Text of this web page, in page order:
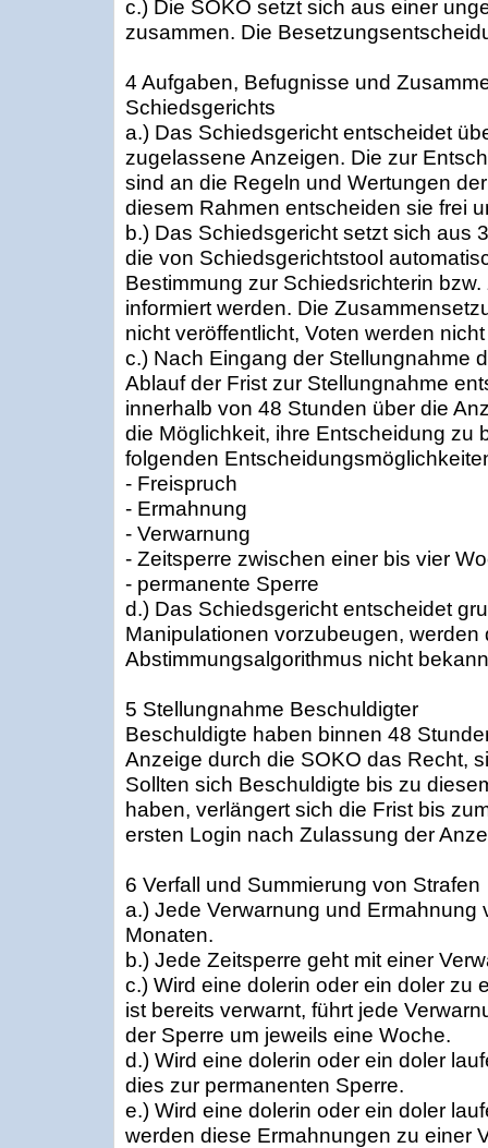
c.) Die SOKO setzt sich aus einer
zusammen. Die
4 Aufgaben, Befugnisse und
Schiedsgerichts
a.) Das Schiedsgericht entscheidet
zugelassene Anzeigen. Die zur
sind an die Regeln und Wertungen
diesem Rahmen entscheiden sie frei
b.) Das Schiedsgericht setzt sich aus
die von Schiedsgerichtstool
Bestimmung zur Schiedsrichterin
informiert werden. Die
nicht veröffentlicht, Voten werden
c.) Nach Eingang der Stellungnahme
Ablauf der Frist zur Stellungnahme
innerhalb von 48 Stunden über die
die Möglichkeit, ihre Entscheidung zu
folgenden
- Freispruch
- Ermahnung
- Verwarnung
- Zeitsperre zwischen einer bis vier
- permanente Sperre
d.) Das Schiedsgericht entscheidet
Manipulationen vorzubeugen,
Abstimmungsalgorithmus nicht
5 Stellungnahme Beschuldigter
Beschuldigte haben binnen 48
Anzeige durch die SOKO das Recht,
Sollten sich Beschuldigte bis zu
haben, verlängert sich die Frist bis
ersten Login nach Zulassung der
6 Verfall und Summierung von Strafen
a.) Jede Verwarnung und Ermahnung
Monaten.
b.) Jede Zeitsperre geht mit einer
c.) Wird eine dolerin oder ein doler zu
ist bereits verwarnt, führt jede
der Sperre um jeweils eine Woche.
d.) Wird eine dolerin oder ein doler
dies zur permanenten Sperre.
e.) Wird eine dolerin oder ein doler
werden diese Ermahnungen zu einer